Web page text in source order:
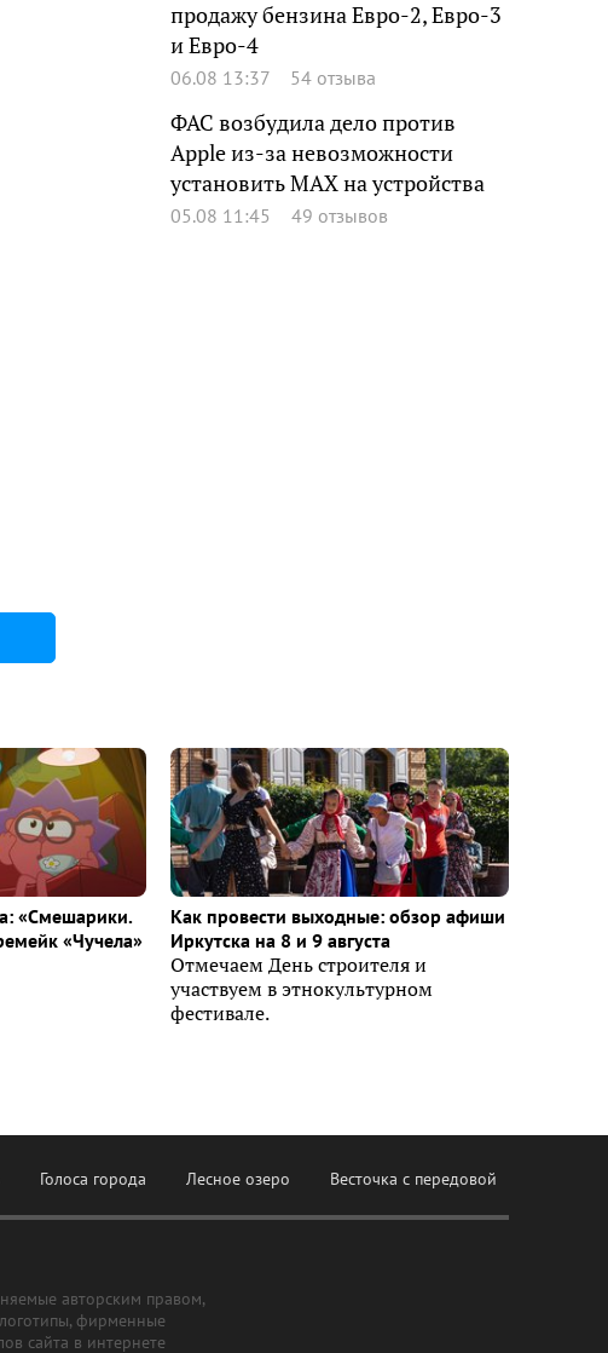
продажу бензина Евро-2, Евро-3
и Евро-4
06.08 13:37 54 отзыва
ФАС возбудила дело против
Apple из-за невозможности
установить MAX на устройства
05.08 11:45 49 отзывов
«Смешарики.
«Чучела»
Как провести выходные: обзор афиши
Иркутска на 8 и 9 августа
Отмечаем День строителя и
участвуем в этнокультурном
фестивале.
Голоса города Лесное озеро Весточка с передовой
авторским правом,
фирменные
сайта в интернете